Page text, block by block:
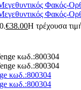
Φακός-
Φακός-
€38.00Η τρέχουσα
κωδ.:800304
κωδ.:800304